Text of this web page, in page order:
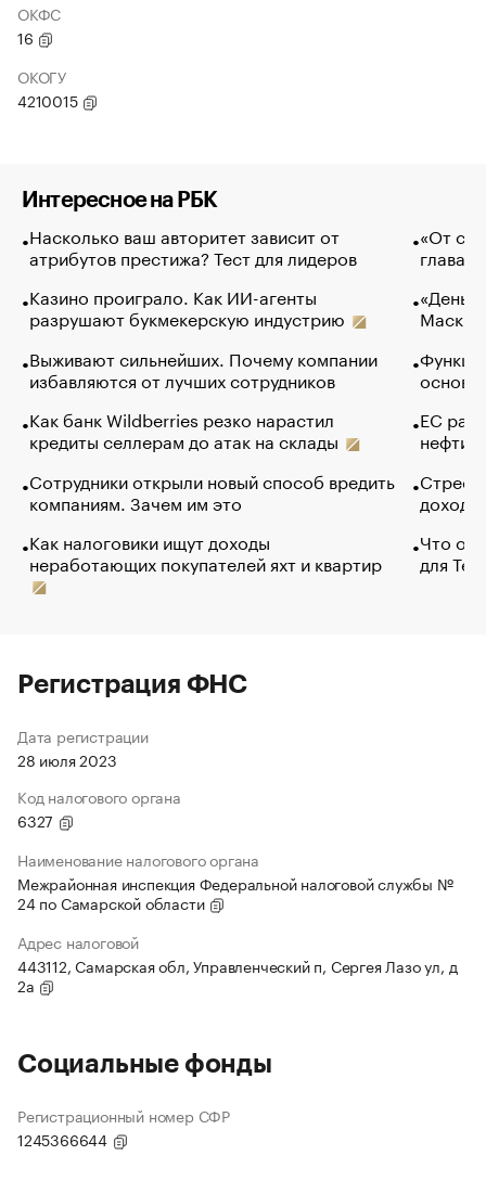
ОКФС
16
ОКОГУ
4210015
Интересное на РБК
Насколько ваш авторитет зависит от
атрибутов престижа? Тест для лидеров
Казино проиграло. Как ИИ-агенты
разрушают букмекерскую индустрию
Выживают сильнейших. Почему компании
избавляются от лучших сотрудников
Как банк Wildberries резко нарастил
кредиты селлерам до атак на склады
Сотрудники открыли новый способ вредить
компаниям. Зачем им это
Как налоговики ищут доходы
неработающих покупателей яхт и квартир
«От
глава
Маск в
основ
ЕС
нефти
Что
для
Регистрация ФНС
Дата регистрации
28 июля 2023
Код налогового органа
6327
Наименование налогового органа
Межрайонная инспекция Федеральной налоговой службы №
24 по Самарской области
Адрес налоговой
443112, Самарская обл, Управленческий п, Сергея Лазо ул, д
2а
Социальные фонды
Регистрационный номер СФР
1245366644